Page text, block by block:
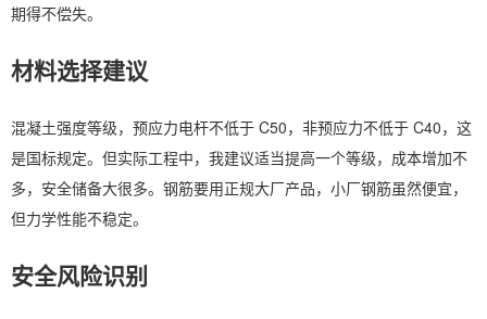
期得不偿失。
材料选择建议
混凝土强度等级，预应力电杆不低于 C50，非预应力不低于 C40，这
是国标规定。但实际工程中，我建议适当提高一个等级，成本增加不
多，安全储备大很多。钢筋要用正规大厂产品，小厂钢筋虽然便宜，
但力学性能不稳定。
安全风险识别